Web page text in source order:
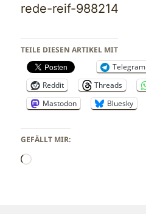
rede-reif-988214
TEILE DIESEN ARTIKEL MIT
Telegram
Reddit
Threads
Mastodon
Bluesky
GEFÄLLT MIR:
Wird